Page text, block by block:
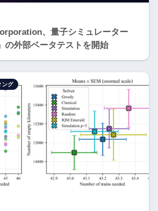
、量子シミュレーター
の外部ベータテストを開始
ング